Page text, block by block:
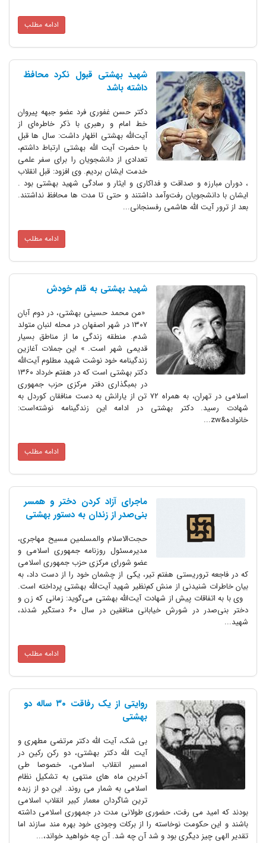
ادامه مطلب
شهید بهشتی قبول نکرد محافظ
داشته باشد
دکتر حسن غفور‌ی ‌فرد عضو جبهه پیروان
خط امام و رهبری با ذکر خاطره‌ای از
آیت‌الله بهشتی اظهار داشت: سال ها قبل
با حضرت آیت الله بهشتی ارتباط داشتم،
تعدادی از دانشجویان را برای سفر علمی
خدمت ایشان بردیم. وی افزود: قبل انقلاب
، دوران مبارزه و صداقت و فداکاری و ایثار و سادگی شهید بهشتی بود .
ایشان با دانشجویان رفت‌وآمد داشتند و حتی تا مدت ها محافظ نداشتند.
بعد از ترور آیت الله هاشمی رفسنجانی...
ادامه مطلب
شهید بهشتی به قلم خودش
«من محمد حسینی بهشتی، در دوم آبان
۱۳۰۷ در شهر اصفهان در محله لنبان متولد
شدم. منطقه زندگی ما از مناطق بسیار
قدیمی شهر است. » این جملات آغازین
زندگینامه خود نوشت شهید مطلوم آیت‌الله
دکتر بهشتی است که در هفتم خرداد ۱۳۶۰
در بمبگذاری دفتر مرکزی حزب جمهوری
اسلامی در تهران، به همراه ۷۲ تن از یارانش به دست منافقان کوردل به
شهادت رسید. دکتر بهشتی در ادامه این زندگینامه نوشته‌است:
خانواده&zw...
ادامه مطلب
ماجرای آزاد کردن دختر و همسر
بنی‌صدر از زندان به دستور بهشتی
حجت‌الاسلام والمسلمین مسیح مهاجری،
مدیرمسئول روزنامه جمهوری اسلامی و
عضو شورای مرکزی حزب جمهوری اسلامی
که در فاجعه تروریستی هفتم تیر، یکی از چشمان خود را از دست داد، به
بیان خاطرات شنیدنی از منش کم‌نظیر شهید آیت‌الله بهشتی پرداخته است.
وی با به اتفاقات پیش از شهادت آیت‌الله بهشتی می‌گوید: زمانی که زن و
دختر بنی‌صدر در شورش خیابانی منافقین در سال ۶۰ دستگیر شدند،
شهید...
ادامه مطلب
روایتی از یک رفاقت ۳۰ ساله دو
بهشتی
بی شک، آیت الله دکتر مرتضی مطهری و
آیت الله دکتر بهشتی، دو رکن رکین در
امسیر انقلاب اسلامی، خصوصا طی
آخرین ماه های منتهی به تشکیل نظام
اسلامی به شمار می روند. این دو از زبده
ترین شاگردان معمار کبیر انقلاب اسلامی
بودند که امید می رفت، حضوری طولانی مدت در جمهوری اسلامی داشته
باشند و این حکومت نوخاسته را از برکات وجودی خود بهره مند سازند اما
تقدیر الهی چیز دیگری بود و شد آن چه شد. آن چه خواهید خواند،...